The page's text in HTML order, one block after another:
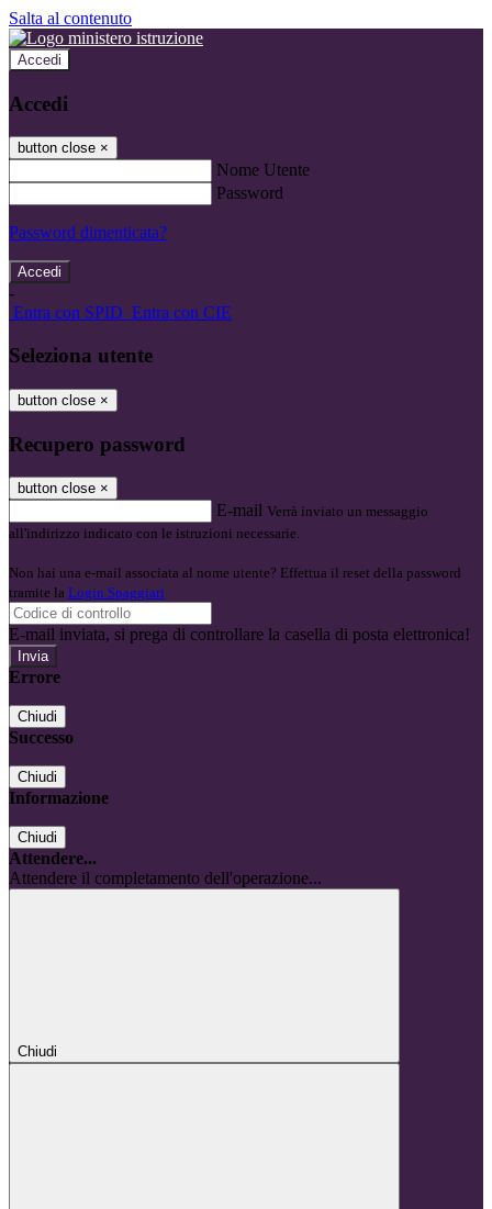
Salta al contenuto
Accedi
Accedi
button close ×
Nome Utente
Password
Password dimenticata?
-
Entra con SPID Entra con CIE
Seleziona utente
button close ×
Recupero password
button close ×
E-mail Verrà inviato un messaggio
all'indirizzo indicato con le istruzioni necessarie.
Non hai una e-mail associata al nome utente? Effettua il reset della password
tramite la Login Spaggiari
E-mail inviata, si prega di controllare la casella di posta elettronica!
Errore
Chiudi
Successo
Chiudi
Informazione
Chiudi
Attendere...
Attendere il completamento dell'operazione...
Chiudi